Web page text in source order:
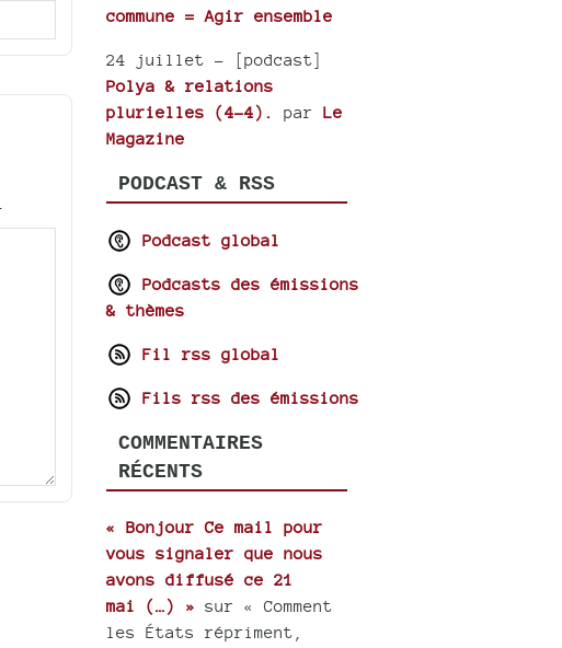
commune = Agir ensemble
24 juillet- [podcast]
Polya & relations
plurielles (4-4).
parLe
Magazine
PODCAST & RSS
Podcast global
Podcasts des émissions
& thèmes
Fil rss global
Fils rss des émissions
COMMENTAIRES
RÉCENTS
« Bonjour Ce mail pour
vous signaler que nous
avons diffusé ce 21
mai (…) » sur « Comment
les États répriment,